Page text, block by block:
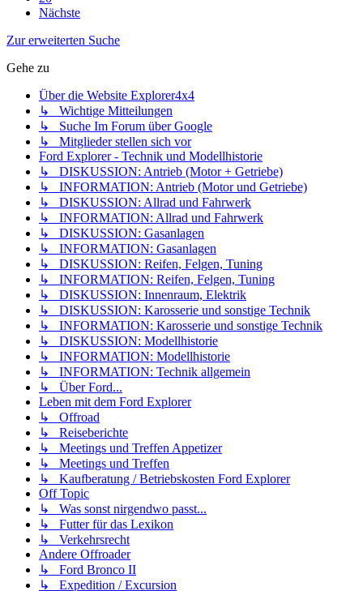
Nächste
Zur erweiterten Suche
Gehe zu
Über die Website Explorer4x4
↳ Wichtige Mitteilungen
↳ Suche Im Forum über Google
↳ Mitglieder stellen sich vor
Ford Explorer - Technik und Modellhistorie
↳ DISKUSSION: Antrieb (Motor + Getriebe)
↳ INFORMATION: Antrieb (Motor und Getriebe)
↳ DISKUSSION: Allrad und Fahrwerk
↳ INFORMATION: Allrad und Fahrwerk
↳ DISKUSSION: Gasanlagen
↳ INFORMATION: Gasanlagen
↳ DISKUSSION: Reifen, Felgen, Tuning
↳ INFORMATION: Reifen, Felgen, Tuning
↳ DISKUSSION: Innenraum, Elektrik
↳ DISKUSSION: Karosserie und sonstige Technik
↳ INFORMATION: Karosserie und sonstige Technik
↳ DISKUSSION: Modellhistorie
↳ INFORMATION: Modellhistorie
↳ INFORMATION: Technik allgemein
↳ Über Ford...
Leben mit dem Ford Explorer
↳ Offroad
↳ Reiseberichte
↳ Meetings und Treffen Appetizer
↳ Meetings und Treffen
↳ Kaufberatung / Betriebskosten Ford Explorer
Off Topic
↳ Was sonst nirgendwo passt...
↳ Futter für das Lexikon
↳ Verkehrsrecht
Andere Offroader
↳ Ford Bronco II
↳ Expedition / Excursion